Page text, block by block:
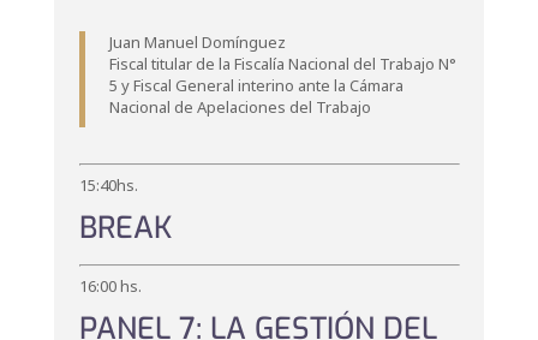
Juan Manuel Domínguez
Fiscal titular de la Fiscalía Nacional del Trabajo N°
5 y Fiscal General interino ante la Cámara
Nacional de Apelaciones del Trabajo
15:40hs.
BREAK
16:00 hs.
PANEL 7: LA GESTIÓN DEL